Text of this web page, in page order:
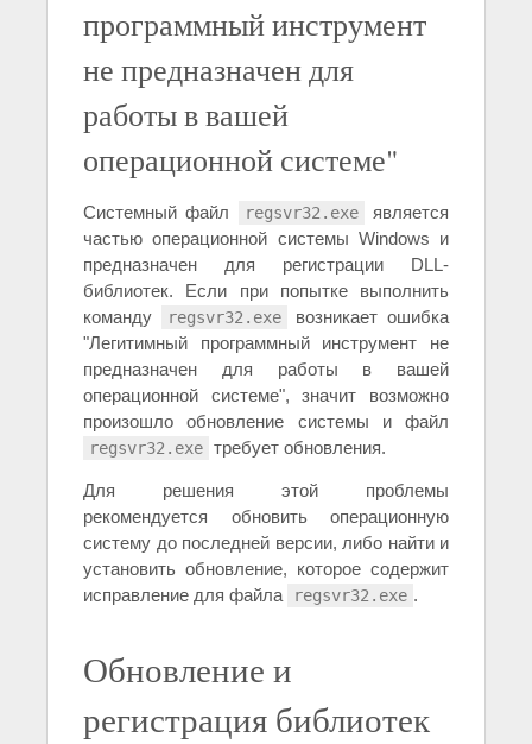
программный инструмент
не предназначен для
работы в вашей
операционной системе"
Системный файл regsvr32.exe
является
частью операционной системы Windows и
предназначен для регистрации DLL-
библиотек. Если при попытке выполнить
команду
regsvr32.exe
возникает ошибка
"Легитимный программный инструмент не
предназначен для работы в вашей
операционной системе", значит возможно
произошло обновление системы и файл
regsvr32.exe требует обновления.
Для решения этой проблемы
рекомендуется обновить операционную
систему до последней версии, либо найти и
установить обновление, которое содержит
исправление для файла
regsvr32.exe .
Обновление и
регистрация библиотек